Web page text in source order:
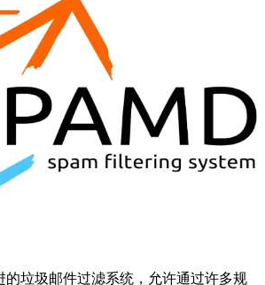
的垃圾邮件过滤系统，允许通过许多规